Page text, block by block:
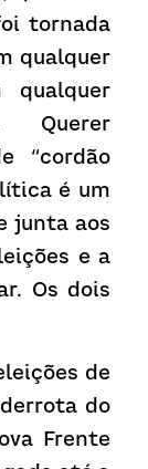
tornada
qualquer
Querer
“cordão
é um
junta aos
e a
Os dois
de
do
Frente